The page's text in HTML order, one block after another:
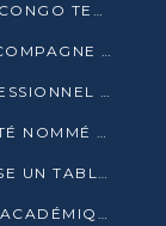
RENATURA ÉVEILLE LES FAMILLES DE CONGO TERMINAL À LA PROTECTION DE L’ENVIRONNEMENT
TRANSPORT HORS GABARIT : AGL ACCOMPAGNE LE DÉVELOPPEMENT DU SECTEUR BRASSICOLE AU CONGO
BACCALAURÉAT TECHNIQUE ET PROFESSIONNEL : 16 352 CANDIDATS LANCÉS DANS LES ÉPREUVES D’EPS
FAUX, OMAR JUNIOR DENIS N’A PAS ÉTÉ NOMMÉ AIDE DE CAMP ADJOINT DE DENIS SASSOU NGUESSO
LIBERTÉ DE LA PRESSE : LE JEC DRESSE UN TABLEAU PRÉOCCUPANT AU CONGO
L’ENFICE LANCE SA PREMIÈRE ANNÉE ACADÉMIQUE AVEC 100 FUTURS ENSEIGNANTS